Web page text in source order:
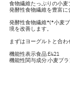
食物繊維たっぷりの小麦
発酵性食物繊維を豊富に
発酵性食物繊維*(*小麦
境を改善します。
まずはヨーグルトと合
機能性表示食品:E421
機能性関与成分:小麦ブ